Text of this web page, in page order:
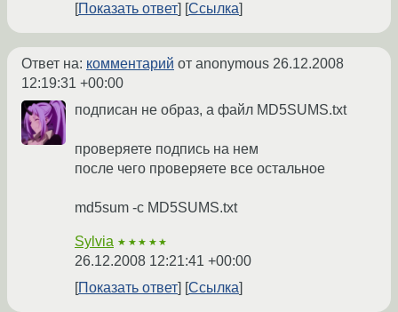
Показать ответ
Ссылка
Ответ на: комментарий от anonymous 26.12.2008
12:19:31 +00:00
подписан не образ, а файл MD5SUMS.txt
проверяете подпись на нем
после чего проверяете все остальное
md5sum -c MD5SUMS.txt
Sylvia ★★★★★
26.12.2008 12:21:41 +00:00
Показать ответ
Ссылка